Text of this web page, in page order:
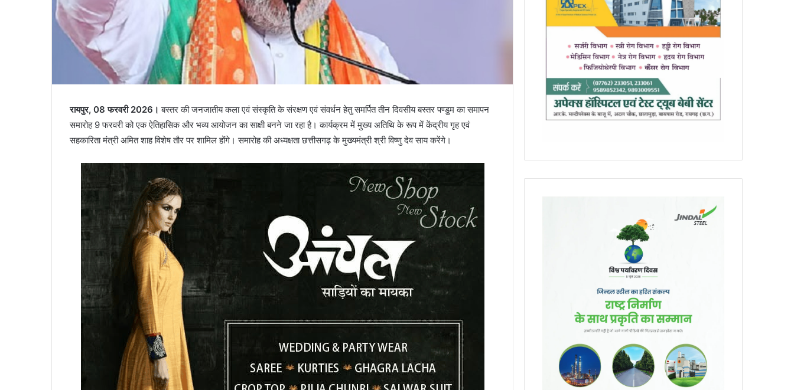
रायपुर, 08 फरवरी 2026। बस्तर की जनजातीय कला एवं संस्कृति के संरक्षण एवं संवर्धन हेतु समर्पित तीन दिवसीय बस्तर पण्डुम का समापन
समारोह 9 फरवरी को एक ऐतिहासिक और भव्य आयोजन का साक्षी बनने जा रहा है। कार्यक्रम में मुख्य अतिथि के रूप में केंद्रीय गृह एवं
सहकारिता मंत्री अमित शाह विशेष तौर पर शामिल होंगे। समारोह की अध्यक्षता छत्तीसगढ़ के मुख्यमंत्री श्री विष्णु देव साय करेंगे।